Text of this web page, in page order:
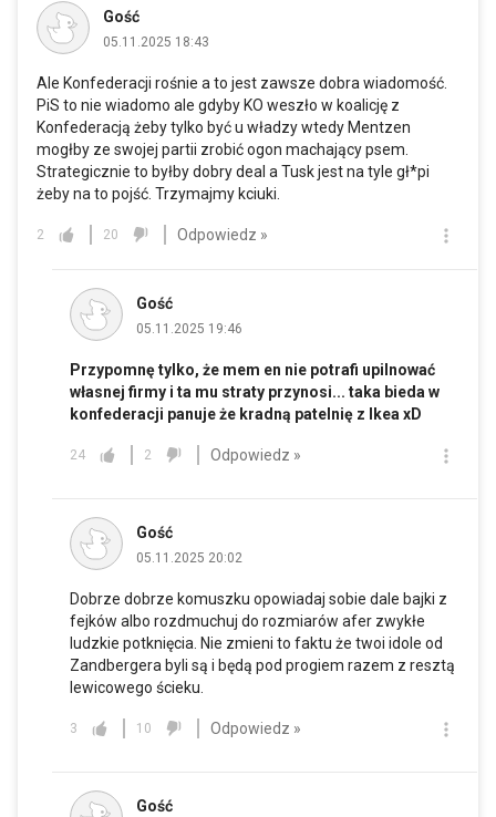
Gość
05.11.2025 18:43
Ale Konfederacji rośnie a to jest zawsze dobra wiadomość.
PiS to nie wiadomo ale gdyby KO weszło w koalicję z
Konfederacją żeby tylko być u władzy wtedy Mentzen
mogłby ze swojej partii zrobić ogon machający psem.
Strategicznie to byłby dobry deal a Tusk jest na tyle gł*pi
żeby na to pojść. Trzymajmy kciuki.
2 20 Odpowiedz »
Gość
05.11.2025 19:46
Przypomnę tylko, że mem en nie potrafi upilnować
własnej firmy i ta mu straty przynosi... taka bieda w
konfederacji panuje że kradną patelnię z Ikea xD
24 2 Odpowiedz »
Gość
05.11.2025 20:02
Dobrze dobrze komuszku opowiadaj sobie dale bajki z
fejków albo rozdmuchuj do rozmiarów afer zwykłe
ludzkie potknięcia. Nie zmieni to faktu że twoi idole od
Zandbergera byli są i będą pod progiem razem z resztą
lewicowego ścieku.
3 10 Odpowiedz »
Gość